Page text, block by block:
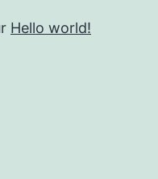
Hello world!